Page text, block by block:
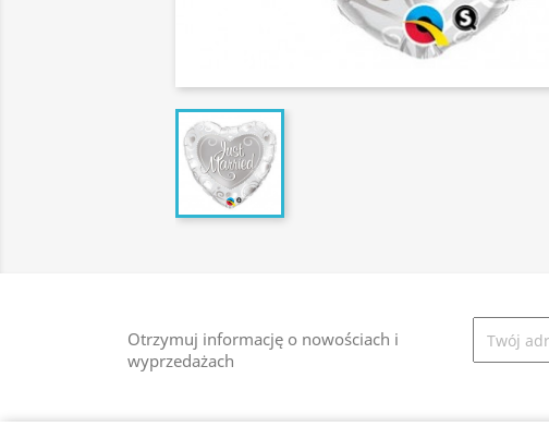
Otrzymuj informację o nowościach i
wyprzedażach